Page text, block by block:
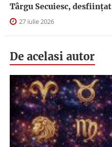
Târgu Secuiesc, desfiinţat
27 iulie 2026
De acelasi autor